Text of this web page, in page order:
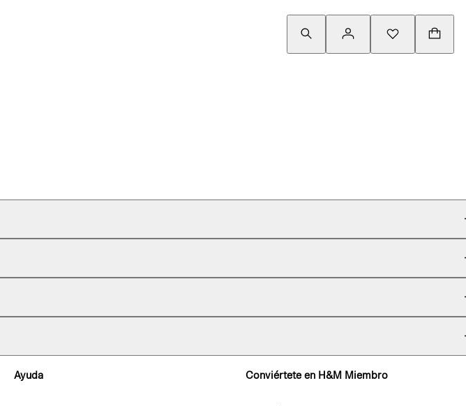
Ayuda Conviértete en H&M Miembro